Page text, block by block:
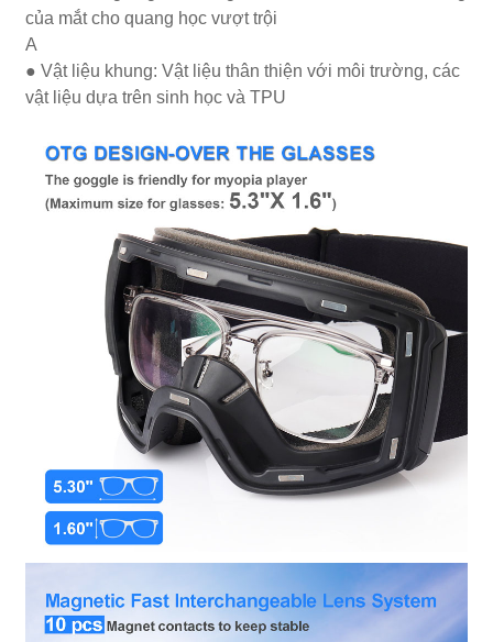
của mắt cho quang học vượt trội
A
● Vật liệu khung: Vật liệu thân thiện với môi trường, các
vật liệu dựa trên sinh học và TPU